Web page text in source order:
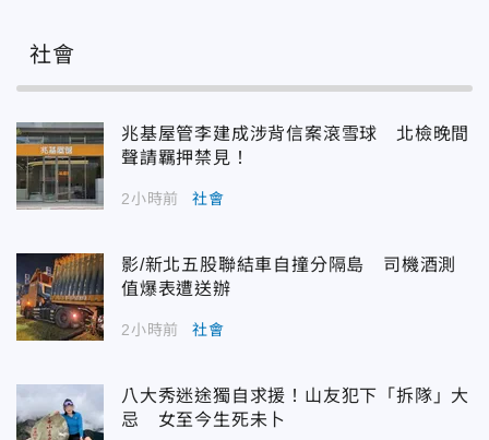
社會
兆基屋管李建成涉背信案滾雪球 北檢晚間
聲請羈押禁見！
2小時前 社會
影/新北五股聯結車自撞分隔島 司機酒測
值爆表遭送辦
2小時前 社會
八大秀迷途獨自求援！山友犯下「拆隊」大
忌 女至今生死未卜